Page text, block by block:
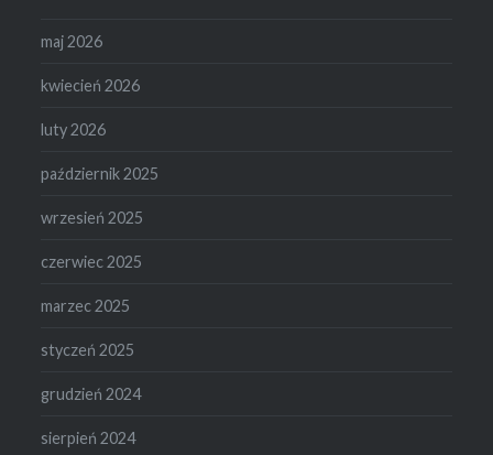
maj 2026
kwiecień 2026
luty 2026
październik 2025
wrzesień 2025
czerwiec 2025
marzec 2025
styczeń 2025
grudzień 2024
sierpień 2024